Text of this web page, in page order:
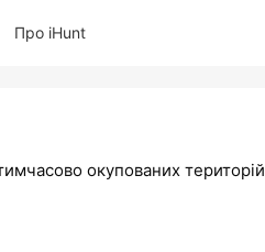
Про iHunt
окупованих територій